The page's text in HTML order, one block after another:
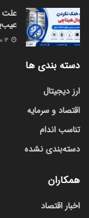
علت
دسته بندی ها
ارز دیجیتال
اقتصاد و سرمایه
تناسب اندام
دسته‌بندی نشده
همکاران
اخبار اقتصاد